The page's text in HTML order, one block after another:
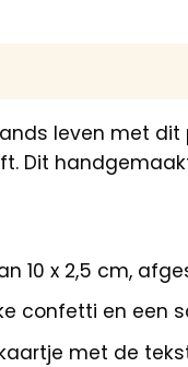
leven met
Dit
10 x 2,5 cm,
confetti en
met de